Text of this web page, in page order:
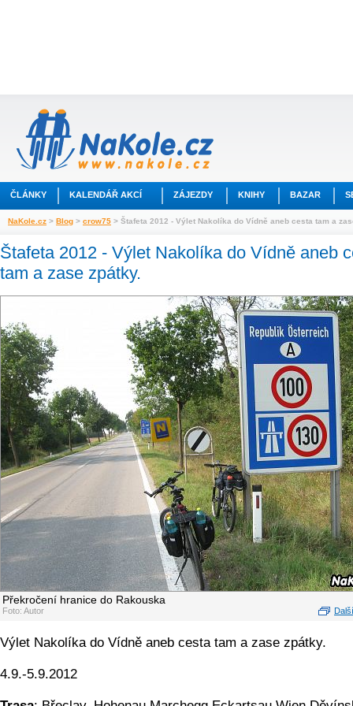
ČLÁNKY KALENDÁŘ AKCÍ ZÁJEZDY KNIHY BAZAR
NaKole.cz > Blog > crow75 > Štafeta 2012 - Výlet Nakolíka do Vídně aneb cesta tam a
Štafeta 2012 - Výlet Nakolíka do Vídně aneb
tam a zase zpátky.
Překročení hranice do Rakouska
Foto: Autor
Výlet Nakolíka do Vídně aneb cesta tam a zase zpátky.
4.9.-5.9.2012